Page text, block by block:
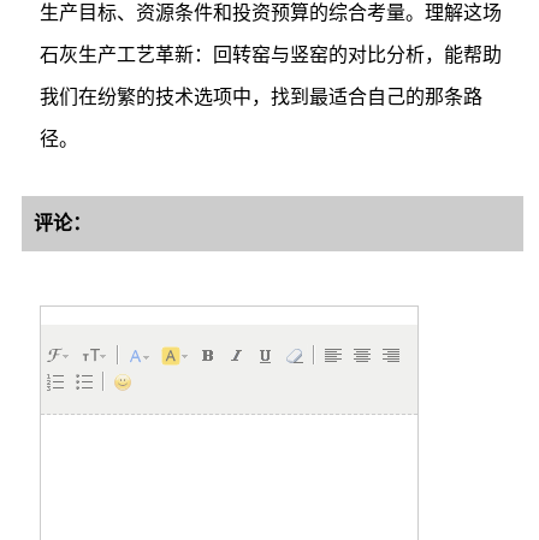
生产目标、资源条件和投资预算的综合考量。理解这场
石灰生产工艺革新：回转窑与竖窑的对比分析，能帮助
我们在纷繁的技术选项中，找到最适合自己的那条路
径。
评论：